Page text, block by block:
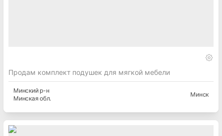
Продам комплект подушек для мягкой мебели
Минскийр-н
Минская обл.
Минск